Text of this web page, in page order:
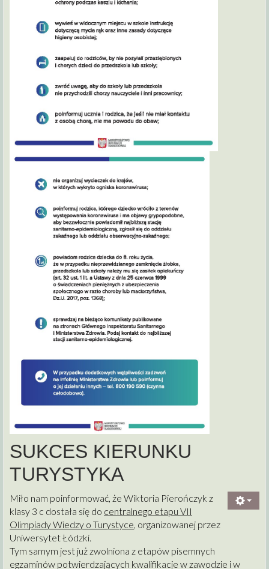
SUKCES KIERUNKU
TURYSTYKA
Miło nam poinformować, że Wiktoria Pierończyk z
klasy 3 c dostała się do centralnego etapu VII
Olimpiady Wiedzy o Turystyce , organizowanej przez
Uniwersytet Łódzki.
Tym samym jest już zwolniona z etapów pisemnych
egzaminów potwierdzających kwalifikacje w zawodzie i w